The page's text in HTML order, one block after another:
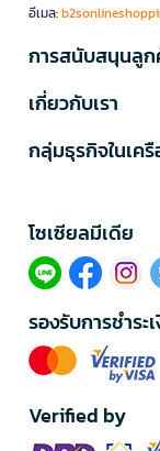
อีเมล:
การสนับสนุนลูก
เกี่ยวกับเรา
กลุ่มธุรกิจในเค
โซเซียลมีเดีย​
รองรับการชำระ
Verified by